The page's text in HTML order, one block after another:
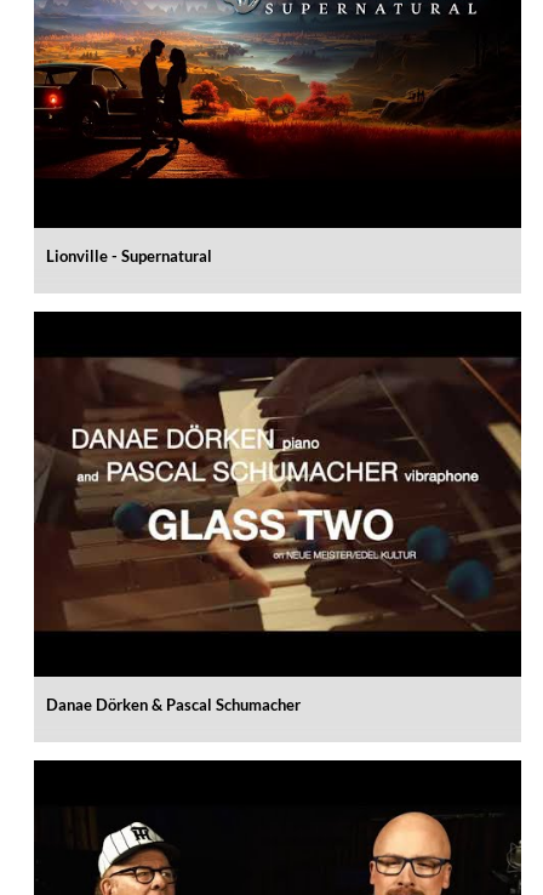
Lionville - Supernatural
Danae Dörken & Pascal Schumacher